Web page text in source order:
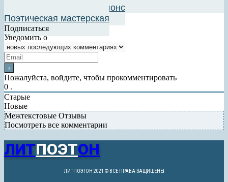
Добавить в авторский анонс
Поэтическая мастерская
Подписаться
Уведомить о
Пожалуйста, войдите, чтобы прокомментировать
0 .
Старые
Новые
Межтекстовые Отзывы
Посмотреть все комментарии
ЛИТПОЭТОН
ЛИТПОЭТОН 2021 © ВСЕ ПРАВА ЗАЩИЩЕНЫ